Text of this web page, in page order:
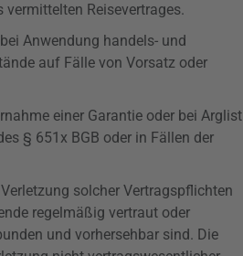
Reisevertrages.
Anwendung handels- und
auf Fälle von Vorsatz oder
einer Garantie oder bei Arglist
§ 651x BGB oder in Fällen der
solcher Vertragspflichten
regelmäßig vertraut oder
und vorhersehbar sind. Die